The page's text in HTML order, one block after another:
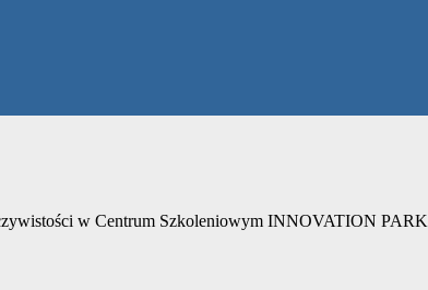
w Centrum Szkoleniowym INNOVATION PARK